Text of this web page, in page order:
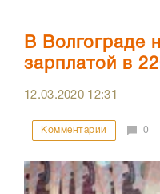
В Волгограде
зарплатой в
12.03.2020 12:31
Комментарии 0